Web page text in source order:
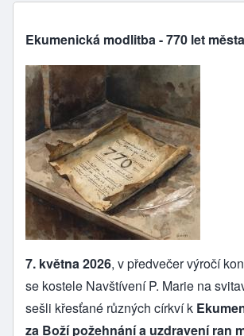
Ekumenická modlitba - 770 let
7. května 2026, v předvečer výročí
se kostele Navštívení P. Marie na
sešli křesťané různých církví k
za Boží požehnání a uzdravení ran